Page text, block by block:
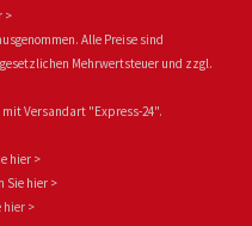
>
Alle Preise sind
Mehrwertsteuer und zzgl.
Versandart "Express-24".
hier >
Sie hier >
hier >